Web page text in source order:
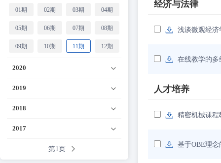
01期 02期 03期 04期
05期 06期 07期 08期
09期 10期 11期 12期
2020
2019
2018
2017
第1页
经济与法律
浅谈微观经
在线教学的
人才培养
精密机械课
基于OBE理